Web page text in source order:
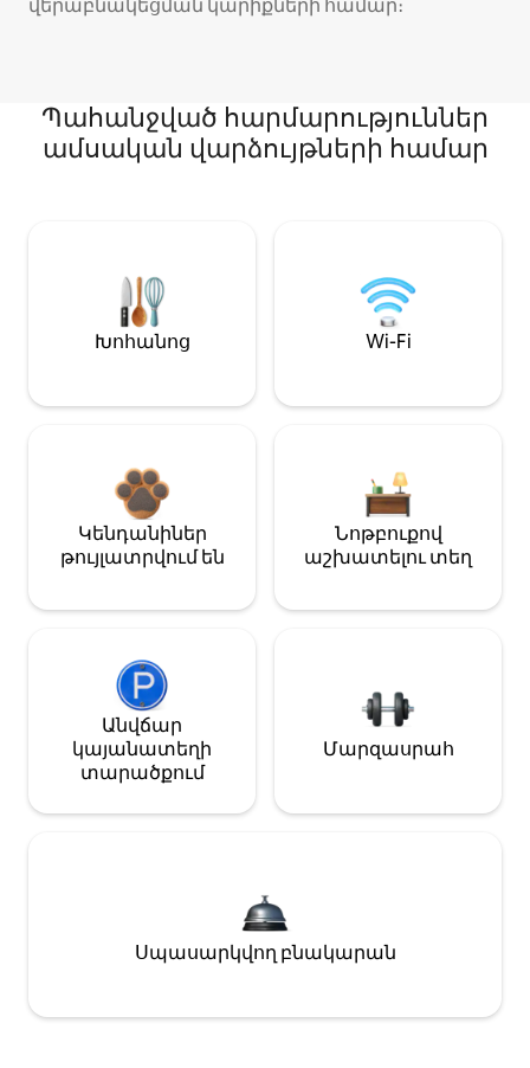
վերաբնակեցման կարիքների համար։
Պահանջված հարմարություններ
ամսական վարձույթների համար
Խոհանոց Wi-Fi
Կենդանիներ
թույլատրվում են
Նոթբուքով
աշխատելու տեղ
Անվճար
կայանատեղի
տարածքում
Մարզասրահ
Սպասարկվող բնակարան